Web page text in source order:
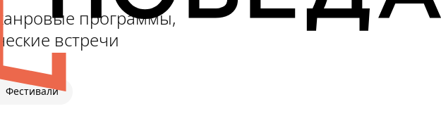
программы,
встречи
Фестивали